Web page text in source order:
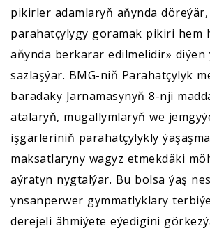
pikirler adamlaryň aňynda döreýär,
parahatçylygy goramak pikiri hem
aňynda berkarar edilmelidir»
sazlaşýar. BMG-niň Parahatçylyk
baradaky Jarnamasynyň 8-nji
atalaryň, mugallymlaryň we
işgärleriniň parahatçylykly
maksatlaryny wagyz etmekdäki
aýratyn nygtalýar. Bu bolsa ýaş
ynsanperwer gymmatlyklary
derejeli ähmiýete eýedigini